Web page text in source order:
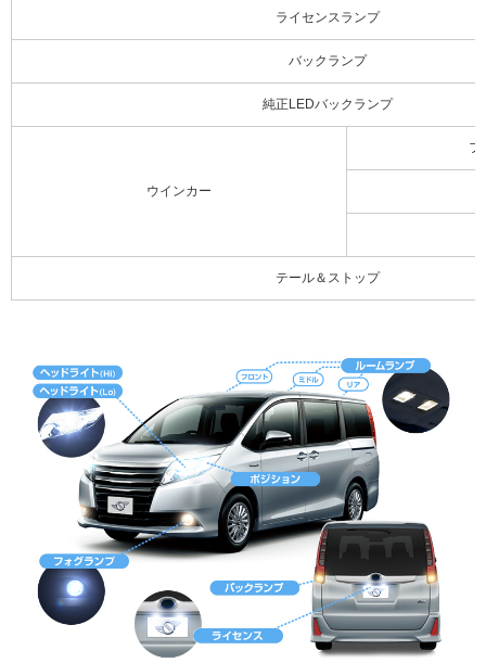
ライセンスランプ
バックランプ
純正LEDバックランプ
ウインカー
フ
テール＆ストップ